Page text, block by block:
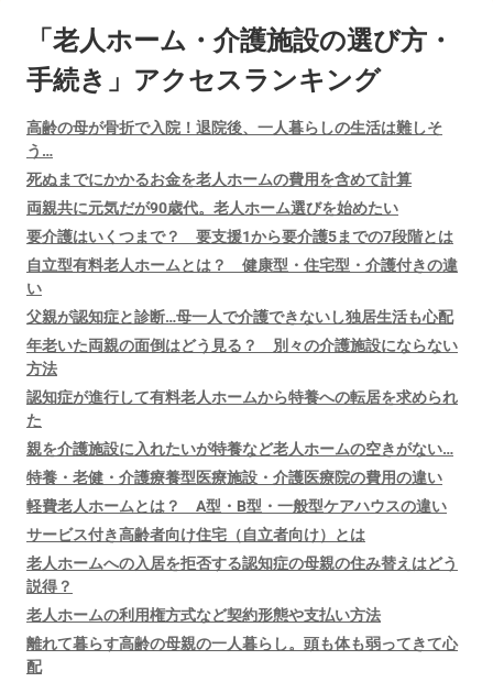
「老人ホーム・介護施設の選び方・
手続き」アクセスランキング
高齢の母が骨折で入院！退院後、一人暮らしの生活は難しそ
う…
死ぬまでにかかるお金を老人ホームの費用を含めて計算
両親共に元気だが90歳代。老人ホーム選びを始めたい
要介護はいくつまで？ 要支援1から要介護5までの7段階とは
自立型有料老人ホームとは？ 健康型・住宅型・介護付きの違
い
父親が認知症と診断…母一人で介護できないし独居生活も心配
年老いた両親の面倒はどう見る？ 別々の介護施設にならない
方法
認知症が進行して有料老人ホームから特養への転居を求められ
た
親を介護施設に入れたいが特養など老人ホームの空きがない…
特養・老健・介護療養型医療施設・介護医療院の費用の違い
軽費老人ホームとは？ A型・B型・一般型ケアハウスの違い
サービス付き高齢者向け住宅（自立者向け）とは
老人ホームへの入居を拒否する認知症の母親の住み替えはどう
説得？
老人ホームの利用権方式など契約形態や支払い方法
離れて暮らす高齢の母親の一人暮らし。頭も体も弱ってきて心
配